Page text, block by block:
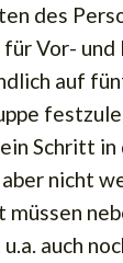
des
Vor- und
auf
Schritt
nicht
auch